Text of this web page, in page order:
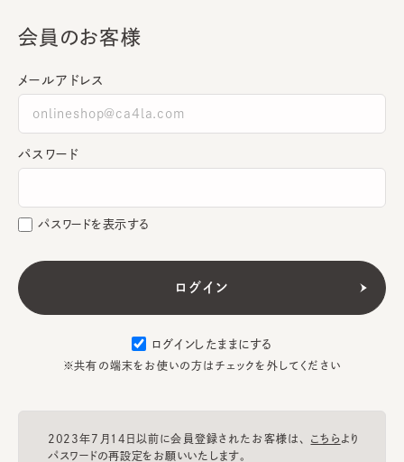
会員のお客様
メールアドレス
パスワード
パスワードを表示する
ログインしたままにする
※共有の端末をお使いの方はチェックを外してください
2023年7月14日以前に会員登録されたお客様は、 こちらより
パスワードの再設定をお願いいたします。